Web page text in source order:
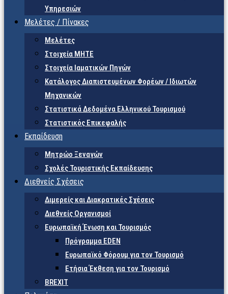
Υπηρεσιών
Μελέτες / Πίνακες
Μελέτες
Στοιχεία ΜΗΤΕ
Στοιχεία Ιαματικών Πηγών
Κατάλογος Διαπιστευμένων Φορέων / Ιδιωτών
Μηχανικών
Στατιστικά Δεδομένα Ελληνικού Τουρισμού
Στατιστικός Επικεφαλής
Εκπαίδευση
Μητρώο Ξεναγών
Σχολές Τουριστικής Εκπαίδευσης
Διεθνείς Σχέσεις
Διμερείς και Διακρατικές Σχέσεις
Διεθνείς Οργανισμοί
Ευρωπαϊκή Ένωση και Τουρισμός
Πρόγραμμα EDEN
Ευρωπαϊκό Φόρουμ για τον Τουρισμό
Ετήσια Έκθεση για τον Τουρισμό
BREXIT